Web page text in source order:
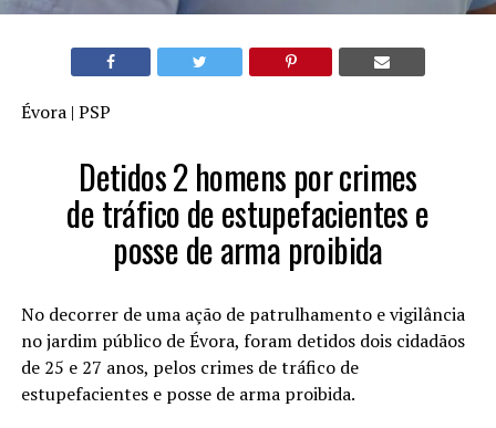
Évora | PSP
Detidos 2 homens por crimes
de tráfico de estupefacientes e
posse de arma proibida
No decorrer de uma ação de patrulhamento e vigilância
no jardim público de Évora, foram detidos dois cidadãos
de 25 e 27 anos, pelos crimes de tráfico de
estupefacientes e posse de arma proibida.